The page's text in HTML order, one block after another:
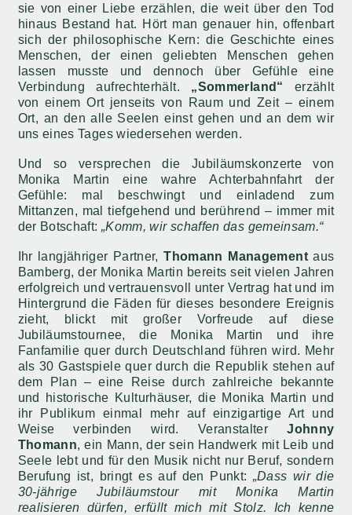
sie von einer Liebe erzählen, die weit über den Tod
hinaus Bestand hat. Hört man genauer hin, offenbart
sich der philosophische Kern: die Geschichte eines
Menschen, der einen geliebten Menschen gehen
lassen musste und dennoch über Gefühle eine
Verbindung aufrechterhält. „Sommerland“ erzählt
von einem Ort jenseits von Raum und Zeit – einem
Ort, an den alle Seelen einst gehen und an dem wir
uns eines Tages wiedersehen werden.
Und so versprechen die Jubiläumskonzerte von
Monika Martin eine wahre Achterbahnfahrt der
Gefühle: mal beschwingt und einladend zum
Mittanzen, mal tiefgehend und berührend – immer mit
der Botschaft: „Komm, wir schaffen das gemeinsam.“
Ihr langjähriger Partner,Thomann Managementaus
Bamberg, der Monika Martin bereits seit vielen Jahren
erfolgreich und vertrauensvoll unter Vertrag hat und im
Hintergrund die Fäden für dieses besondere Ereignis
zieht, blickt mit großer Vorfreude auf diese
Jubiläumstournee, die Monika Martin und ihre
Fanfamilie quer durch Deutschland führen wird. Mehr
als 30 Gastspiele quer durch die Republik stehen auf
dem Plan – eine Reise durch zahlreiche bekannte
und historische Kulturhäuser, die Monika Martin und
ihr Publikum einmal mehr auf einzigartige Art und
Weise verbinden wird. VeranstalterJohnny
Thomann, ein Mann, der sein Handwerk mit Leib und
Seele lebt und für den Musik nicht nur Beruf, sondern
Berufung ist, bringt es auf den Punkt: „Dass wir die
30-jährige Jubiläumstour mit Monika Martin
realisieren dürfen, erfüllt mich mit Stolz. Ich kenne